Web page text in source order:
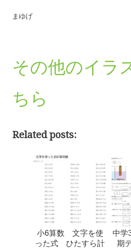
まゆげ
その他のイラ
ちら
Related posts:
小6算数 文字を使
った式 ひたすら計
中学
期